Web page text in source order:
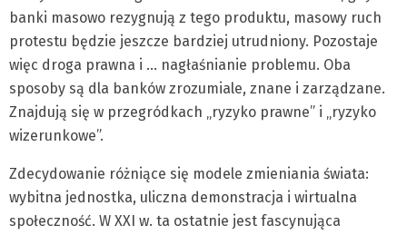
banki masowo rezygnują z tego produktu, masowy ruch
protestu będzie jeszcze bardziej utrudniony. Pozostaje
więc droga prawna i … nagłaśnianie problemu. Oba
sposoby są dla banków zrozumiale, znane i zarządzane.
Znajdują się w przegródkach „ryzyko prawne” i „ryzyko
wizerunkowe”.
Zdecydowanie różniące się modele zmieniania świata:
wybitna jednostka, uliczna demonstracja i wirtualna
społeczność. W XXI w. ta ostatnie jest fascynująca